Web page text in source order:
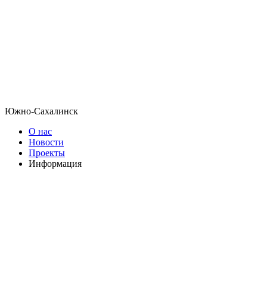
Южно-Сахалинск
О нас
Новости
Проекты
Информация